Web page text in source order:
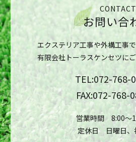
CONTACT
お問い合
エクステリア工事や外構工事で
有限会社トーラスケンセツにご
TEL:072-768-
FAX:072-768-
営業時間 8:00～
定休日 日曜日、